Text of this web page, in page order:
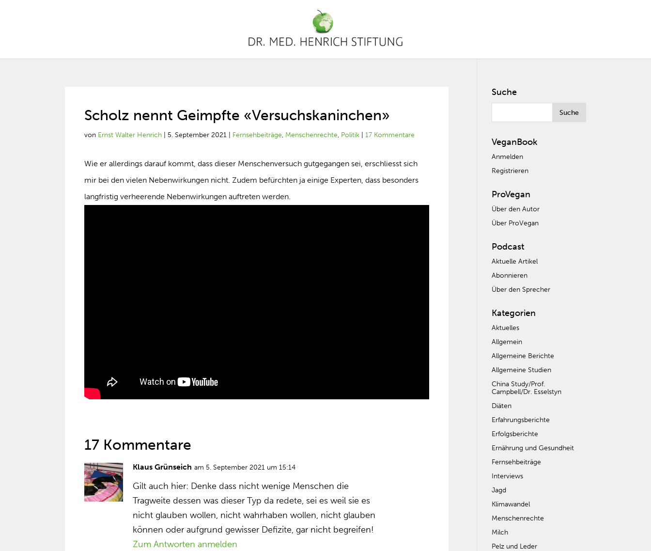
Scholz nennt Geimpfte «Versuchskaninchen»
von Ernst Walter Henrich 5. September 2021 Fernsehbeiträge, Menschenrechte, Politik |17 Kommentare
Wie er allerdings darauf kommt, dass dieser Menschenversuch gutgegangen sei, erschliesst sich
mir bei den vielen Nebenwirkungen nicht. Zudem befürchten ja einige Experten, dass besonders
langfristig verheerende Nebenwirkungen auftreten werden.
17 Kommentare
Klaus Grünseich am 5. September 2021 um 15:14
Gilt auch hier: Denke dass nicht wenige Menschen die
Tragweite dessen was dieser Typ da redete, sei es weil sie es
nicht glauben wollen, nicht wahrhaben wollen, nicht glauben
können oder aufgrund gewisser Defizite, gar nicht begreifen!
Zum Antworten anmelden
Suche
VeganBook
Anmelden
Registrieren
ProVegan
Über den Autor
Über ProVegan
Podcast
Aktuelle Artikel
Abonnieren
Über den Sprecher
Kategorien
Aktuelles
Allgemein
Allgemeine Berichte
Allgemeine Studien
China Study/Prof.
Campbell/Dr. Esselstyn
Diäten
Erfahrungsberichte
Erfolgsberichte
Ernährung und Gesundheit
Fernsehbeiträge
Interviews
Jagd
Klimawandel
Menschenrechte
Milch
Pelz und Leder